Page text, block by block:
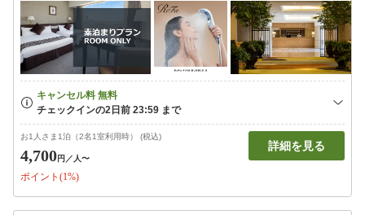
お1人さま1泊（2名1室利用時） (税込)
4,700円 ／人〜
ポイント(1%)
詳細を見る